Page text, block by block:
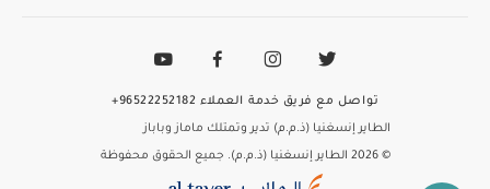
الطاير إنسغنيا (ذ.م.م) تدير وتمتلك ماماز وباباز
© 2026 الطاير إنسغنيا (ذ.م.م). جميع الحقوق محفوظة
تواصل مع فريق خدمة العملاء 96522252182+